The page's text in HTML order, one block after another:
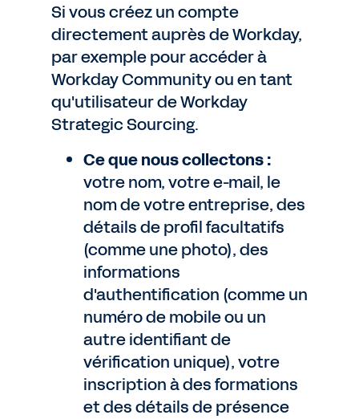
Si vous créez un compte
directement auprès de Workday,
par exemple pour accéder à
Workday Community ou en tant
qu'utilisateur de Workday
Strategic Sourcing.
Ce que nous collectons :
votre nom, votre e-mail, le
nom de votre entreprise, des
détails de profil facultatifs
(comme une photo), des
informations
d'authentification (comme un
numéro de mobile ou un
autre identifiant de
vérification unique), votre
inscription à des formations
et des détails de présence